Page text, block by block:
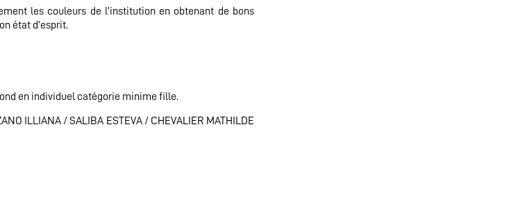
les couleurs de l’institution en obtenant de bons
état d’esprit.
en individuel catégorie minime fille.
ILLIANA / SALIBA ESTEVA / CHEVALIER MATHILDE